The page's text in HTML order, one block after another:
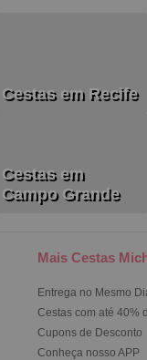
Cestas em Recife
Cestas em
Campo Grande
Mais Cestas
Entrega no Mesmo
Cestas com até 40%
Cupons de Desconto
Conheça nosso APP